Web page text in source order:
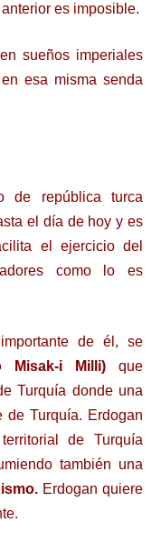
es imposible.
sueños imperiales
esa misma senda
de república turca
el día de hoy y es
el ejercicio del
como lo es
de él, se
Misak-i Milli) que
Turquía donde una
Turquía. Erdogan
de Turquía
también una
Erdogan quiere